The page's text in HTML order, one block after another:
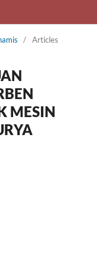
/ Articles
MESIN